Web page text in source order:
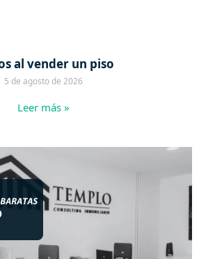
al vender un piso
5 de agosto de 2026
Leer más »